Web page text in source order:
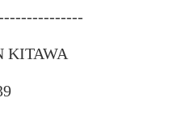
KITAWA